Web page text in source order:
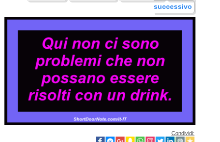
successivo
Condividi: